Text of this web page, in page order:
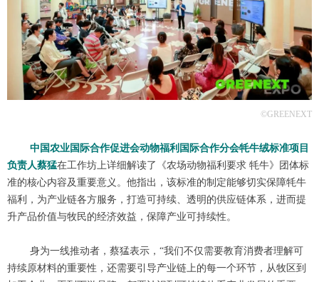
©GREENEXT
中国农业国际合作促进会动物福利国际合作分会牦牛绒标准项目
负责人蔡猛在工作坊上详细解读了《农场动物福利要求 牦牛》团体标
准的核心内容及重要意义。他指出，该标准的制定能够切实保障牦牛
福利，为产业链各方服务，打造可持续、透明的供应链体系，进而提
升产品价值与牧民的经济效益，保障产业可持续性。
身为一线推动者，蔡猛表示，“我们不仅需要教育消费者理解可
持续原材料的重要性，还需要引导产业链上的每一个环节，从牧区到